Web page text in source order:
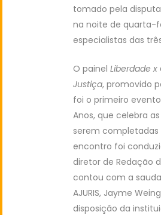
tomado pela
na noite de quarta-
especialistas das
O painel Liberdade
Justiça, promovido
foi o primeiro
Anos, que celebra
serem completadas
encontro foi
diretor de Redação
contou com a
AJURIS, Jayme
disposição da